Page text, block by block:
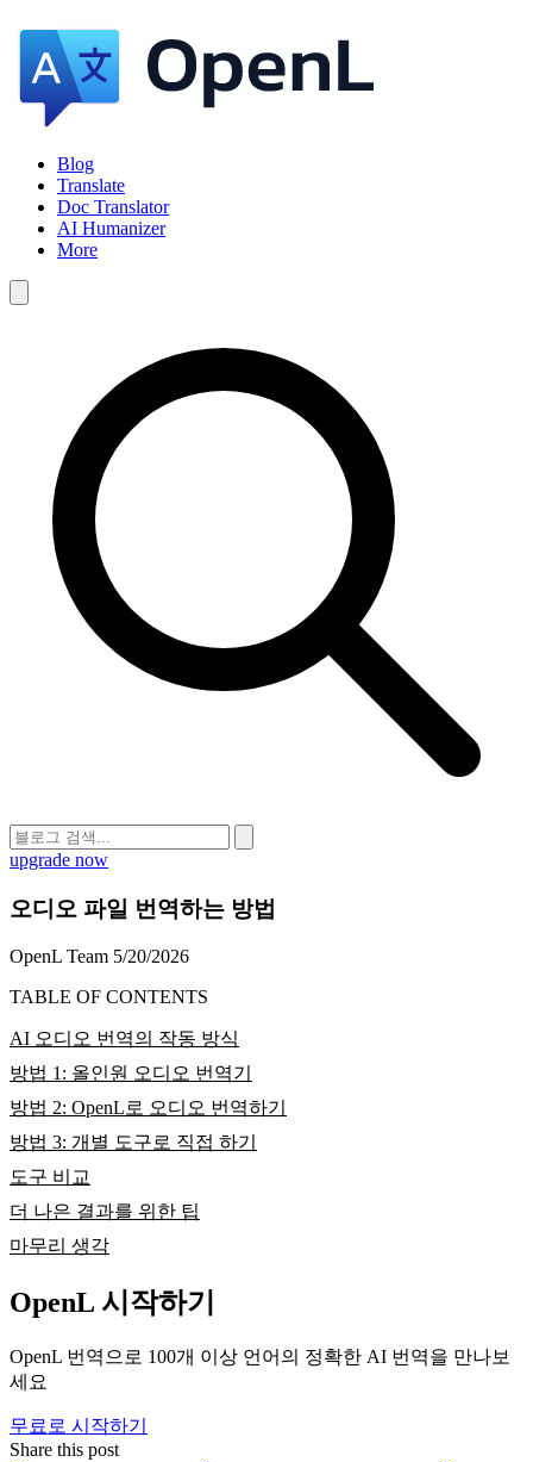
Blog
Translate
Doc Translator
AI Humanizer
More
upgrade now
오디오 파일 번역하는 방법
OpenL Team 5/20/2026
TABLE OF CONTENTS
AI 오디오 번역의 작동 방식
방법 1: 올인원 오디오 번역기
방법 2: OpenL로 오디오 번역하기
방법 3: 개별 도구로 직접 하기
도구 비교
더 나은 결과를 위한 팁
마무리 생각
OpenL 시작하기
OpenL 번역으로 100개 이상 언어의 정확한 AI 번역을 만나보
세요
무료로 시작하기
Share this post